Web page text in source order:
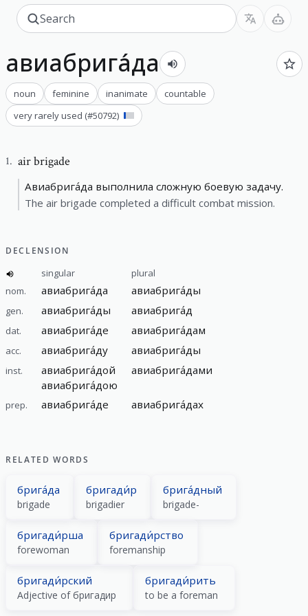
авиабрига́да
noun feminine inanimate
countable
very rarely used (#50792)
1. air brigade
Авиабрига́да выполнила сложную боевую задачу.
The air brigade completed a difficult combat mission.
DECLENSION
singular
plural
nom.
авиабрига́да авиабрига́ды
gen. авиабрига́ды авиабрига́д
dat. авиабрига́де авиабрига́дам
acc. авиабрига́ду авиабрига́ды
inst.
авиабрига́дой
авиабрига́дою
авиабрига́дами
prep. авиабрига́де авиабрига́дах
RELATED WORDS
брига́да
brigade
бригади́р
brigadier
брига́дный
brigade-
бригади́рша
forewoman
бригади́рство
foremanship
бригади́рский
Adjective of бригадир
бригади́рить
to be a foreman